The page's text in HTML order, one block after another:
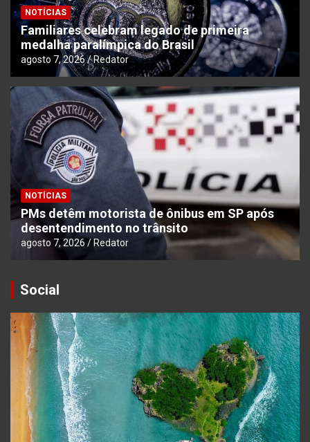
NOTÍCIAS
Familiares celebram legado de primeira
medalha paralímpica do Brasil
agosto 7, 2026 Redator
NOTÍCIAS
PMs detêm motorista de ônibus em SP após
desentendimento no trânsito
agosto 7, 2026 Redator
Social